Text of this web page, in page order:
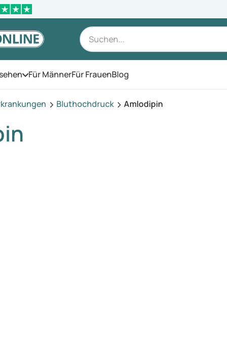
Öffnen Sie das Menü
Für MännerFür FrauenBlog
Bluthochdruck Amlodipin